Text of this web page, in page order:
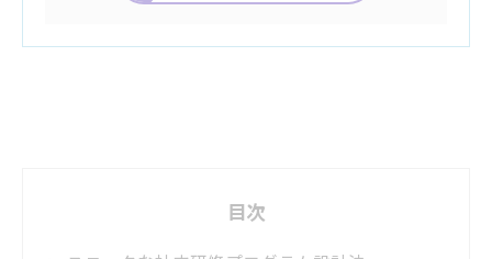
目次